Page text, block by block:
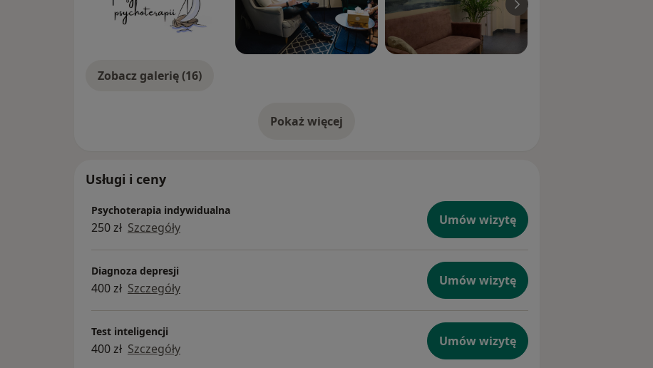
Zobacz galerię (16)
Pokaż więcejo doświadczeniu
Usługi i ceny
Psychoterapia indywidualna
250 zł Szczegóły Umów wizytę
Diagnoza depresji
400 zł Szczegóły Umów wizytę
Test inteligencji
400 zł Szczegóły Umów wizytę